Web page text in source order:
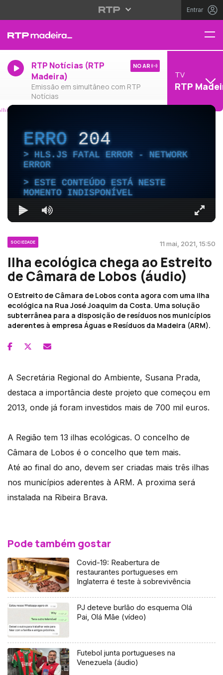
Entrar
RTP Notícias (RTP
Madeira)
Emissão em simultâneo com RTP
Notícias
NO AR
TV
RTP
ERRO204
HLS.JS FATAL ERROR - NETWORK
ERROR
ESTE CONTEÚDO ESTÁ NESTE
MOMENTO INDISPONÍVEL
SOCIEDADE 11 mai, 2021, 15:50
Ilha ecológica chega ao Estreito
de Câmara de Lobos (áudio)
O Estreito de Câmara de Lobos conta agora com uma ilha
ecológica na Rua José Joaquim da Costa. Uma solução
subterrânea para a disposição de resíduos nos municípios
aderentes à empresa Águas e Resíduos da Madeira (ARM).
A Secretária Regional do Ambiente, Susana Prada,
destaca a importância deste projeto que começou em
2013, onde já foram investidos mais de 700 mil euros.
A Região tem 13 ilhas ecológicas. O concelho de
Câmara de Lobos é o concelho que tem mais.
Até ao final do ano, devem ser criadas mais três ilhas
nos municípios aderentes à ARM. A proxima será
instalada na Ribeira Brava.
Pode também gostar
Covid-19: Reabertura de
restaurantes portugueses em
Inglaterra é teste à sobrevivência
PJ deteve burlão do esquema Olá
Pai, Olá Mãe (vídeo)
Futebol junta portugueses na
Venezuela (áudio)